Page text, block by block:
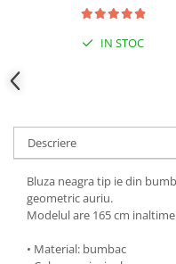
IN STOC
Descriere
Bluza neagra tip ie din
geometric auriu.
Modelul are 165 cm
• Material: bumbac